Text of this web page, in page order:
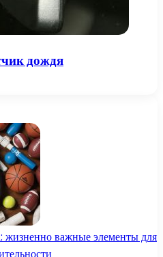
дождя
жизненно важные элементы для